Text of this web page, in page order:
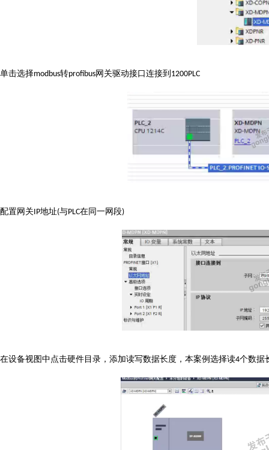
单击选择modbus转profibus网关驱动接口连接到 1200PLC
配置网关IP地址(与PLC在同一网段)
在设备视图中点击硬件目录，添加读写数据长度，本案例选择读4个数据